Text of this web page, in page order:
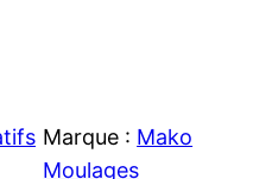
Marque : Mako
Moulages